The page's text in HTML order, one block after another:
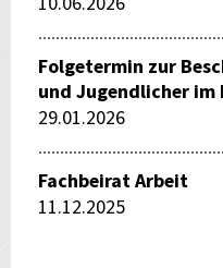
Folgetermin zur
und Jugendlicher im
29.01.2026
Fachbeirat Arbeit
11.12.2025